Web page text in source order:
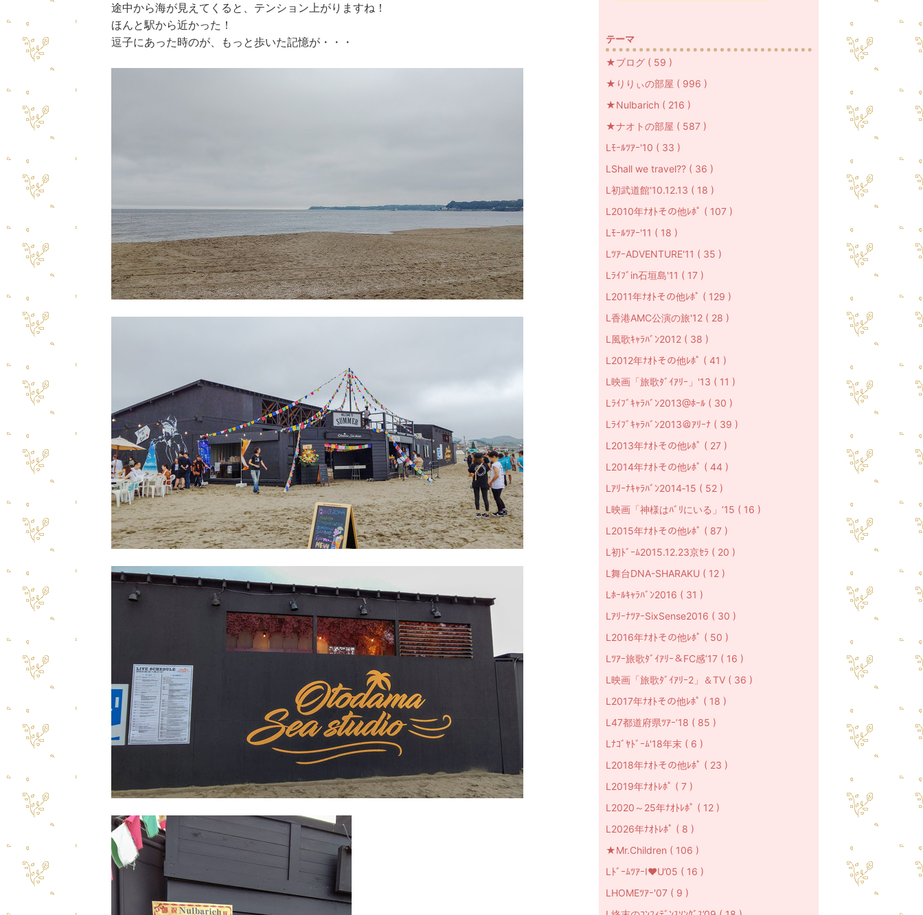
途中から海が見えてくると、テンション上がりますね！
ほんと駅から近かった！
逗子にあった時のが、もっと歩いた記憶が・・・
テーマ
★ブログ ( 59 )
★りりぃの部屋 ( 996 )
★Nulbarich ( 216 )
★ナオトの部屋 ( 587 )
Lﾓｰﾙﾂｱｰ'10 ( 33 )
LShall we travel?? ( 36 )
L初武道館'10.12.13 ( 18 )
L2010年ﾅｵﾄその他ﾚﾎﾟ ( 107 )
Lﾓｰﾙﾂｱｰ'11 ( 18 )
LﾂｱｰADVENTURE'11 ( 35 )
Lﾗｲﾌﾞin石垣島'11 ( 17 )
L2011年ﾅｵﾄその他ﾚﾎﾟ ( 129 )
L香港AMC公演の旅'12 ( 28 )
L風歌ｷｬﾗﾊﾞﾝ2012 ( 38 )
L2012年ﾅｵﾄその他ﾚﾎﾟ ( 41 )
L映画「旅歌ﾀﾞｲｱﾘｰ」'13 ( 11 )
Lﾗｲﾌﾞｷｬﾗﾊﾞﾝ2013@ﾎｰﾙ ( 30 )
Lﾗｲﾌﾞｷｬﾗﾊﾞﾝ2013＠ｱﾘｰﾅ ( 39 )
L2013年ﾅｵﾄその他ﾚﾎﾟ ( 27 )
L2014年ﾅｵﾄその他ﾚﾎﾟ ( 44 )
Lｱﾘｰﾅｷｬﾗﾊﾞﾝ2014‐15 ( 52 )
L映画「神様はﾊﾞﾘにいる」’15 ( 16 )
L2015年ﾅｵﾄその他ﾚﾎﾟ ( 87 )
L初ﾄﾞｰﾑ2015.12.23京ｾﾗ ( 20 )
L舞台DNA-SHARAKU ( 12 )
Lﾎｰﾙｷｬﾗﾊﾞﾝ2016 ( 31 )
LｱﾘｰﾅﾂｱｰSixSense2016 ( 30 )
L2016年ﾅｵﾄその他ﾚﾎﾟ ( 50 )
Lﾂｱｰ旅歌ﾀﾞｲｱﾘｰ＆FC感’17 ( 16 )
L映画「旅歌ﾀﾞｲｱﾘｰ2」＆TV ( 36 )
L2017年ﾅｵﾄその他ﾚﾎﾟ ( 18 )
L47都道府県ﾂｱｰ’18 ( 85 )
Lﾅｺﾞﾔﾄﾞｰﾑ'18年末 ( 6 )
L2018年ﾅｵﾄその他ﾚﾎﾟ ( 23 )
L2019年ﾅｵﾄﾚﾎﾟ ( 7 )
L2020～25年ﾅｵﾄﾚﾎﾟ ( 12 )
L2026年ﾅｵﾄﾚﾎﾟ ( 8 )
★Mr.Children ( 106 )
LﾄﾞｰﾑﾂｱｰI♥U’05 ( 16 )
LHOMEﾂｱｰ'07 ( 9 )